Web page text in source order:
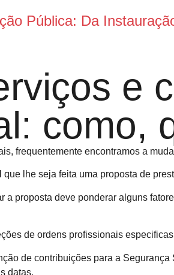
Pública: Da
e
como,
frequentemente encontramos a
lhe seja feita uma proposta de
proposta deve ponderar alguns
de ordens profissionais
de contribuições para a
datas.